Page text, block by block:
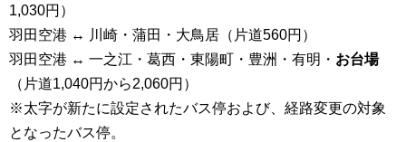
1,030円）
羽田空港 ↔ 川崎・蒲田・大鳥居（片道560円）
羽田空港 ↔ 一之江・葛西・東陽町・豊洲・有明・ お台場
（片道1,040円から2,060円）
※太字が新たに設定されたバス停および、経路変更の対象
となったバス停。